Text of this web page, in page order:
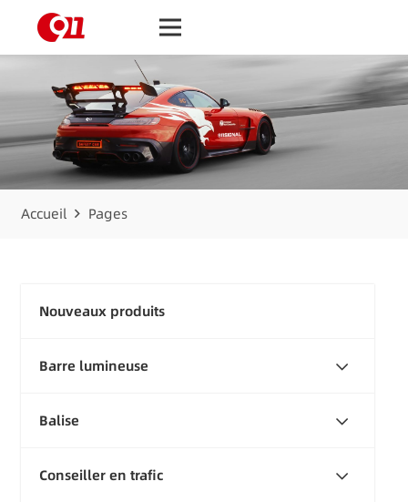
Accueil Pages
Nouveaux produits
Barre lumineuse
Balise
Conseiller en trafic